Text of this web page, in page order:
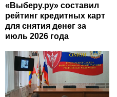
«Выберу.ру» составил
рейтинг кредитных карт
для снятия денег за
июль 2026 года